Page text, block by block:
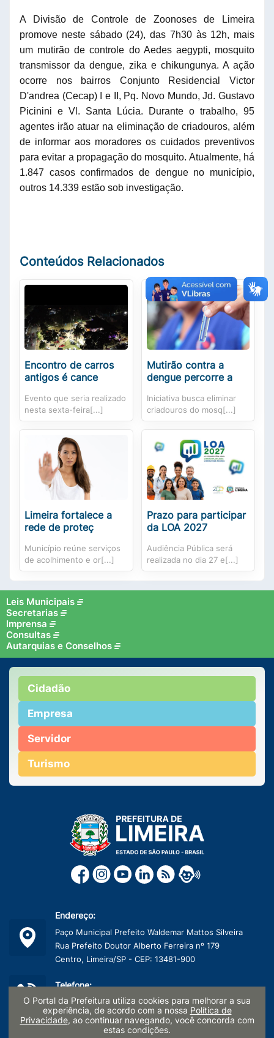
A Divisão de Controle de Zoonoses de Limeira
promove neste sábado (24), das 7h30 às 12h, mais
um mutirão de controle do Aedes aegypti, mosquito
transmissor da dengue, zika e chikungunya. A ação
ocorre nos bairros Conjunto Residencial Victor
D'andrea (Cecap) I e II, Pq. Novo Mundo, Jd. Gustavo
Picinini e Vl. Santa Lúcia. Durante o trabalho, 95
agentes irão atuar na eliminação de criadouros, além
de informar aos moradores os cuidados preventivos
para evitar a propagação do mosquito. Atualmente, há
1.847 casos confirmados de dengue no município,
outros 14.339 estão sob investigação.
Conteúdos Relacionados
Encontro de carros
antigos é cance
Evento que seria realizado
nesta sexta-feira[...]
Mutirão contra a
dengue percorre a
Iniciativa busca eliminar
criadouros do mosq[...]
Limeira fortalece a
rede de proteç
Município reúne serviços
de acolhimento e or[...]
Prazo para participar
da LOA 2027
Audiência Pública será
realizada no dia 27 e[...]
Leis Municipais
Secretarias
Imprensa
Consultas
Autarquias e Conselhos
Cidadão
Empresa
Servidor
Turismo
Endereço:
Paço Municipal Prefeito Waldemar Mattos Silveira
Rua Prefeito Doutor Alberto Ferreira nº 179
Centro, Limeira/SP - CEP: 13481-900
Telefone:
(19) 3404-9600
O Portal da Prefeitura utiliza cookies para melhorar a sua
experiência, de acordo com a nossa Política de
Privacidade, ao continuar navegando, você concorda com
estas condições.